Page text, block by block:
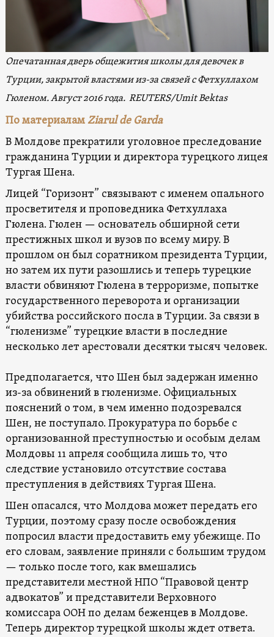
Опечатанная дверь общежития школы для девочек в
Турции, закрытой властями из-за связей с Фетхуллахом
Гюленом. Август 2016 года. REUTERS/Umit Bektas
По материаламZiarul de Garda
В Молдове прекратили уголовное преследование
гражданина Турции и директора турецкого лицея
Тургая Шена.
Лицей “Горизонт” связывают с именем опального
просветителя и проповедника Фетхуллаха
Гюлена. Гюлен — основатель обширной сети
престижных школ и вузов по всему миру. В
прошлом он был соратником президента Турции,
но затем их пути разошлись и теперь турецкие
власти обвиняют Гюлена в терроризме, попытке
государственного переворота и организации
убийства российского посла в Турции. За связи в
“гюленизме” турецкие власти в последние
несколько лет арестовали десятки тысяч человек.
Предполагается, что Шен был задержан именно
из-за обвинений в гюленизме. Официальных
пояснений о том, в чем именно подозревался
Шен, не поступало. Прокуратура по борьбе с
организованной преступностью и особым делам
Молдовы 11 апреля сообщила лишь то, что
следствие установило отсутствие состава
преступления в действиях Тургая Шена.
Шен опасался, что Молдова может передать его
Турции, поэтому сразу после освобождения
попросил власти предоставить ему убежище. По
его словам, заявление приняли с большим трудом
— только после того, как вмешались
представители местной НПО “Правовой центр
адвокатов” и представители Верховного
комиссара ООН по делам беженцев в Молдове.
Теперь директор турецкой школы ждет ответа.